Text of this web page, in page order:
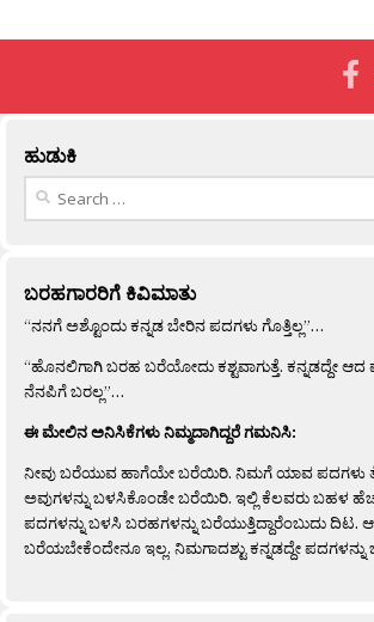
ಹುಡುಕಿ
Search
ಬರಹಗಾರರಿಗೆ ಕಿವಿಮಾತು
“ನನಗೆ ಅಶ್ಟೊಂದು ಕನ್ನಡ ಬೇರಿನ ಪದಗಳು ಗೊತ್ತಿಲ್ಲ”…
“ಹೊನಲಿಗಾಗಿ ಬರಹ ಬರೆಯೋದು ಕಶ್ಟವಾಗುತ್ತೆ. ಕನ್ನಡದ್ದೇ
ನೆನಪಿಗೆ ಬರಲ್ಲ”…
ಈ ಮೇಲಿನ ಅನಿಸಿಕೆಗಳು ನಿಮ್ಮದಾಗಿದ್ದರೆ ಗಮನಿಸಿ:
ನೀವು ಬರೆಯುವ ಹಾಗೆಯೇ ಬರೆಯಿರಿ. ನಿಮಗೆ ಯಾವ ಪದಗಳು
ಅವುಗಳನ್ನು ಬಳಸಿಕೊಂಡೇ ಬರೆಯಿರಿ. ಇಲ್ಲಿ ಕೆಲವರು ಬಹಳ
ಪದಗಳನ್ನು ಬಳಸಿ ಬರಹಗಳನ್ನು ಬರೆಯುತ್ತಿದ್ದಾರೆಂಬುದು
ಬರೆಯಬೇಕೆಂದೇನೂ ಇಲ್ಲ. ನಿಮಗಾದಶ್ಟು ಕನ್ನಡದ್ದೇ